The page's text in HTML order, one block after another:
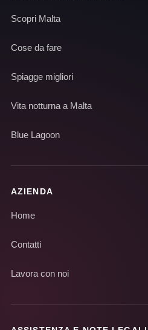
Scopri Malta
Cose da fare
Spiagge migliori
Vita notturna a Malta
Blue Lagoon
AZIENDA
Home
Contatti
Lavora con noi